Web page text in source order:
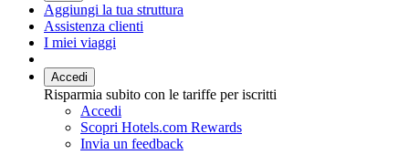
Aggiungi la tua struttura
Assistenza clienti
I miei viaggi
Accedi
Risparmia subito con le tariffe per iscritti
Accedi
Scopri Hotels.com Rewards
Invia un feedback